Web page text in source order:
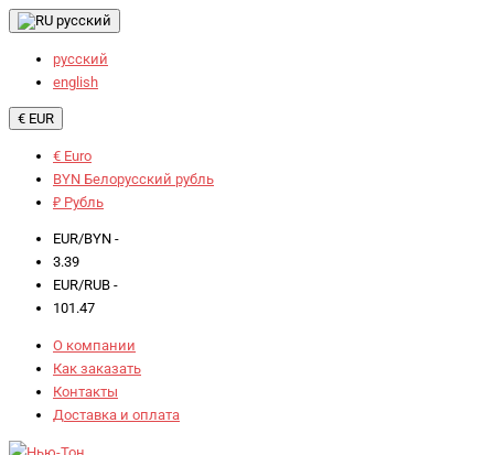
русский
русский
english
€ EUR
€ Euro
BYN Белорусский рубль
₽ Рубль
EUR/BYN -
3.39
EUR/RUB -
101.47
О компании
Как заказать
Контакты
Доставка и оплата